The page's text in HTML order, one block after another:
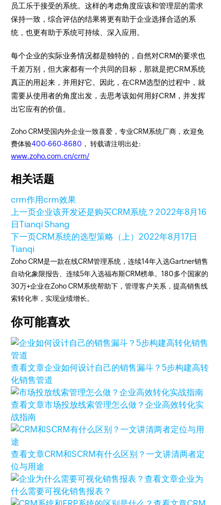
员工乐于接受的系统。这样的考虑角度应该和管理层的需求
保持一致，综合评估的结果将更有助于企业选择合适的系
统，也更有助于系统可持续、深入应用。
每个企业的实际业务情况都是独特的，自然对CRM的要求也
千差万别，但大家都有一个共同的目标，那就是把CRM系统
真正的用起来，并用好它。因此，在CRM选型的过程中，就
需要从使用者的角度出发，去思考该如何用好CRM，并发挥
出它应有的价值。
Zoho CRM受国内外企业一致喜爱，专业CRM系统厂商，欢迎免
费体验400-660-8680 ， 转载请注明出处:
www.zoho.com.cn/crm/
相关话题
crm作用crm效果
上一页企业该开发还是购买CRM系统？2022年8月16
日Tianqi Shang
下一页CRM系统的选型策略（上）2022年8月17日
Tianqi
Zoho CRM是一款在线CRM管理系统，连续14年入选Gartner销售
自动化象限报告、连续5年入选福布斯CRM榜单。180多个国家的
30万+企业在Zoho CRM系统帮助下，管理客户关系，提高销售线
索转化率，实现业绩增长。
你可能喜欢
查看文章企业如何设计自己的销售漏斗？5步构建高转
化销售管道
查看文章市场投放线索管理怎么做？企业高效转化实
战指南
查看文章CRM和SCRM有什么区别？一文讲清两者定
位与用途
查看文章企业为
什么需要可视化销售报表？